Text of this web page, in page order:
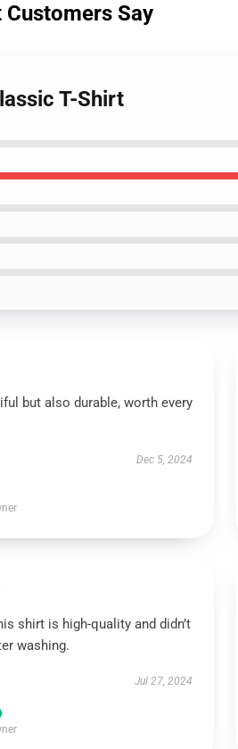
Customers Say
T-Shirt
but also durable, worth every
Dec 5, 2024
shirt is high-quality and didn’t
washing.
Jul 27, 2024